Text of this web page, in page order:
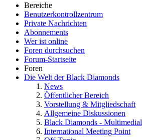
Bereiche
Benutzerkontrollzentrum
Private Nachrichten
Abonnements
Wer ist online
Foren durchsuchen
Forum-Startseite
Foren
Die Welt der Black Diamonds
News
Öffentlicher Bereich
Vorstellung & Mitgliedschaft
Allgemeine Diskussionen
Black Diamonds - Multimedial
International Meeting Point